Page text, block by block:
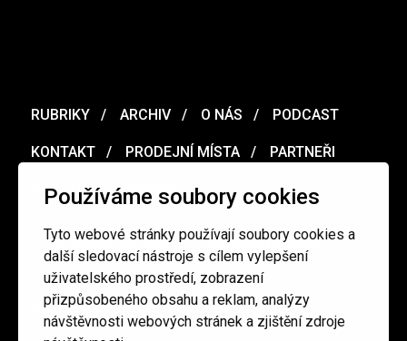
Používáme soubory cookies
Tyto webové stránky používají soubory cookies a
další sledovací nástroje s cílem vylepšení
uživatelského prostředí, zobrazení
přizpůsobeného obsahu a reklam, analýzy
návštěvnosti webových stránek a zjištění zdroje
RUBRIKY ARCHIV O NÁS PODCAST
KONTAKT PRODEJNÍ MÍSTA PARTNEŘI
MERCH VOUCHER
Ochrana osobních údajů / Obchodní podmínky
redakce@cinepur.cz